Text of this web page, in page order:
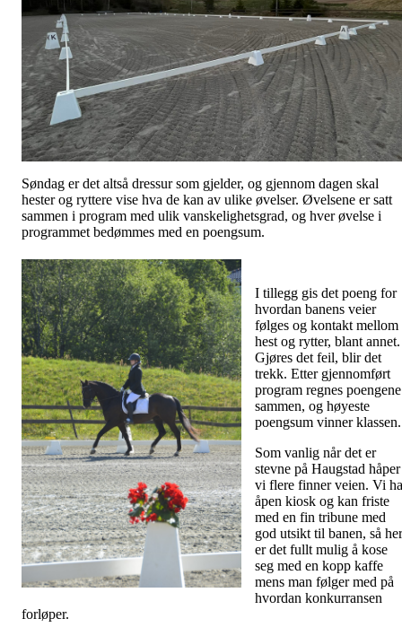
Søndag er det altså dressur som gjelder, og gjennom dagen skal
hester og ryttere vise hva de kan av ulike øvelser. Øvelsene er satt
sammen i program med ulik vanskelighetsgrad, og hver øvelse i
programmet bedømmes med en poengsum.
I tillegg gis det poeng for
hvordan banens veier
følges og kontakt mellom
hest og rytter, blant annet.
Gjøres det feil, blir det
trekk. Etter gjennomført
program regnes poengene
sammen, og høyeste
poengsum vinner klassen.
Som vanlig når det er
stevne på Haugstad håper
vi flere finner veien. Vi
åpen kiosk og kan friste
med en fin tribune med
god utsikt til banen, så her
er det fullt mulig å kose
seg med en kopp kaffe
mens man følger med på
hvordan konkurransen
forløper.